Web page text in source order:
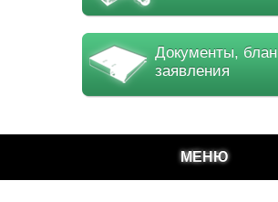
Документы,
заявления
МЕНЮ